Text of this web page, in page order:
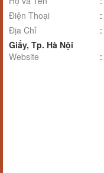
Điện Thoại
:
Địa Chỉ
:
Giấy, Tp. Hà Nội
Website
: